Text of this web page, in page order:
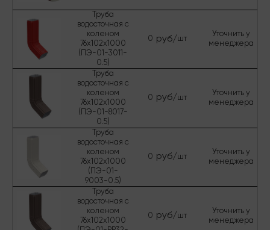
Труба
водосточная с
коленом
76х102х1000
(ПЭ-01-3011-
0.5)
0 руб/шт
Уточнить у
менеджера
Труба
водосточная с
коленом
76х102х1000
(ПЭ-01-8017-
0.5)
0 руб/шт
Уточнить у
менеджера
Труба
водосточная с
коленом
76х102х1000
(ПЭ-01-
9003-0.5)
0 руб/шт
Уточнить у
менеджера
Труба
водосточная с
коленом
76х102х1000
0 руб/шт
Уточнить у
менеджера